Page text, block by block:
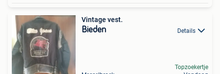
Vintage vest.
Bieden Details
Topzoekertje